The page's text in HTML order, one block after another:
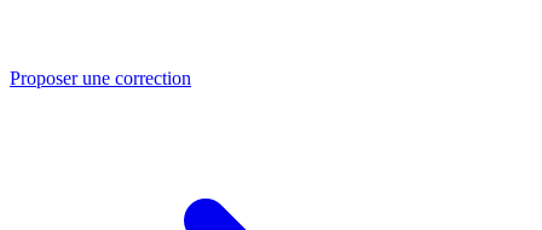
Proposer une correction